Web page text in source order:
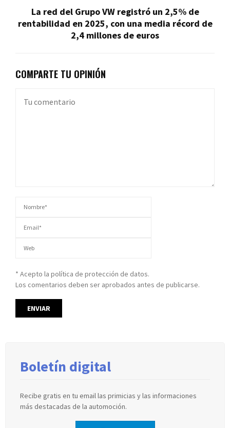
La red del Grupo VW registró un 2,5% de
rentabilidad en 2025, con una media récord de
2,4 millones de euros
COMPARTE TU OPINIÓN
* Acepto la política de protección de datos.
Los comentarios deben ser aprobados antes de publicarse.
Boletín digital
Recibe gratis en tu email las primicias y las informaciones
más destacadas de la automoción.